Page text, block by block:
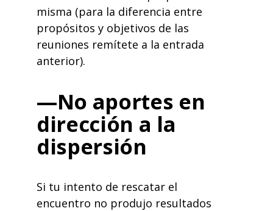
misma (para la diferencia entre
propósitos y objetivos de las
reuniones remítete a la entrada
anterior).
—No aportes en
dirección a la
dispersión
Si tu intento de rescatar el
encuentro no produjo resultados